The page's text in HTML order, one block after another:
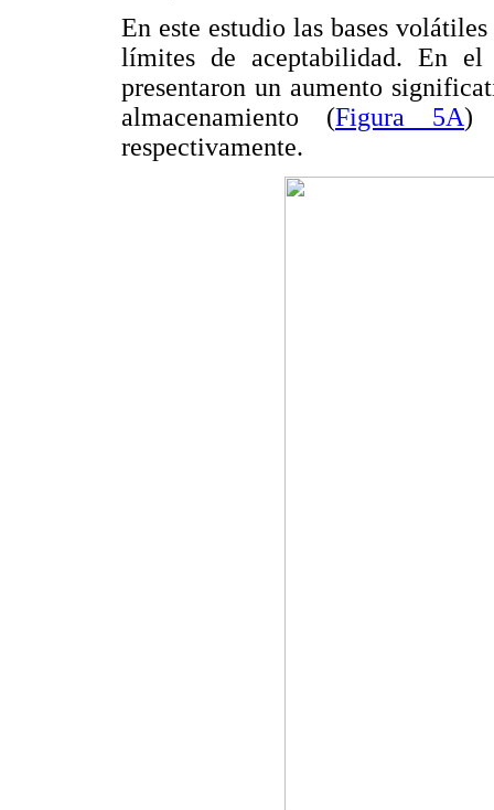
En este estudio las bases
límites de aceptabilidad. En el
presentaron un aumento
almacenamiento (Figura 5A)
respectivamente.